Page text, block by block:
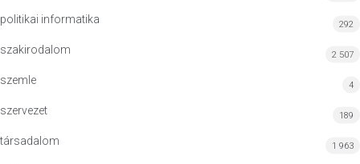
politikai informatika 292
szakirodalom 2 507
szemle 4
szervezet 189
társadalom 1 963